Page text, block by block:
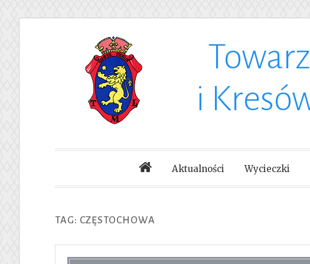
i
Aktualności Wycieczki
TAG: CZĘSTOCHOWA